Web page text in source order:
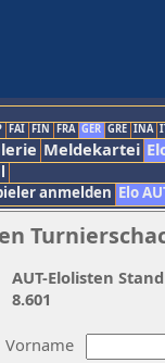
FAI FIN FRA GER GRE INA
Meldekartei
anmelden Elo
Vorname
AUT-Elolisten
8.601